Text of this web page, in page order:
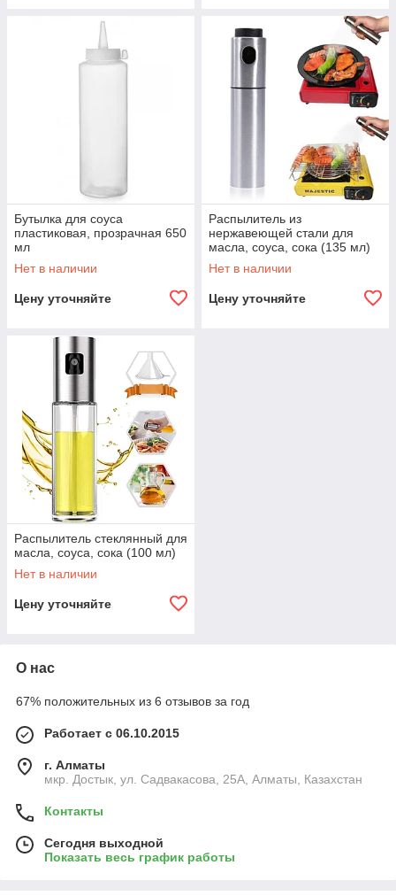
Бутылка для соуса
пластиковая, прозрачная 650
мл
Нет в наличии
Цену уточняйте
Распылитель из
нержавеющей стали для
масла, соуса, сока (135 мл)
Нет в наличии
Цену уточняйте
Распылитель стеклянный для
масла, соуса, сока (100 мл)
Нет в наличии
Цену уточняйте
О нас
67% положительных из 6 отзывов за год
Работает с 06.10.2015
г. Алматы
мкр. Достык, ул. Садвакасова, 25А, Алматы, Казахстан
Контакты
Сегодня выходной
Показать весь график работы